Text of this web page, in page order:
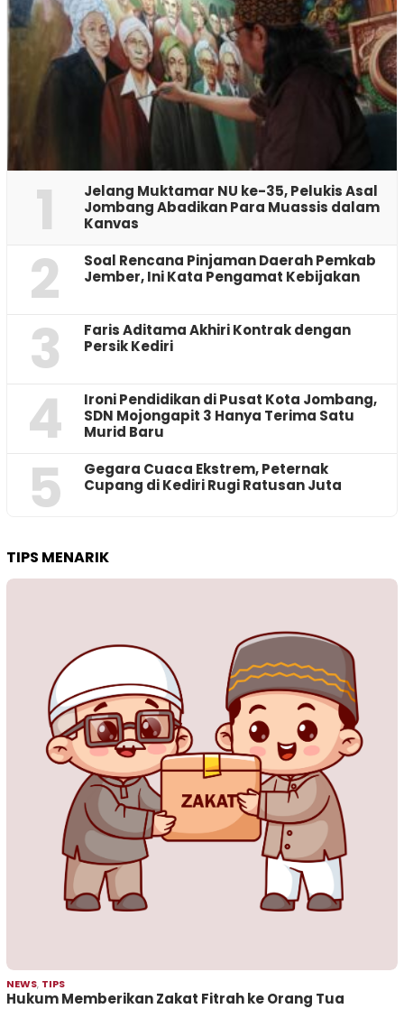
1
Jelang Muktamar NU ke-35, Pelukis Asal
Jombang Abadikan Para Muassis dalam
Kanvas
2
‎Soal Rencana Pinjaman Daerah Pemkab
Jember, Ini Kata Pengamat Kebijakan ‎
3
Faris Aditama Akhiri Kontrak dengan
Persik Kediri
4
Ironi Pendidikan di Pusat Kota Jombang,
SDN Mojongapit 3 Hanya Terima Satu
Murid Baru
5
‎Gegara Cuaca Ekstrem, Peternak
Cupang di Kediri Rugi Ratusan Juta
TIPS MENARIK
NEWS, TIPS
Hukum Memberikan Zakat Fitrah ke Orang Tua